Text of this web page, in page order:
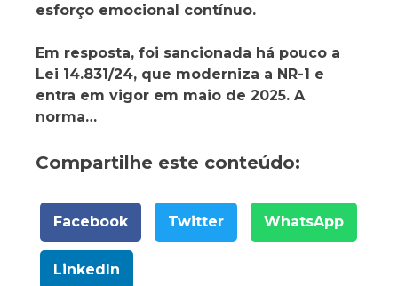
esforço emocional contínuo.
Em resposta, foi sancionada há pouco a
Lei 14.831/24, que moderniza a NR-1 e
entra em vigor em maio de 2025. A
norma…
Compartilhe este conteúdo:
Facebook Twitter WhatsApp
LinkedIn